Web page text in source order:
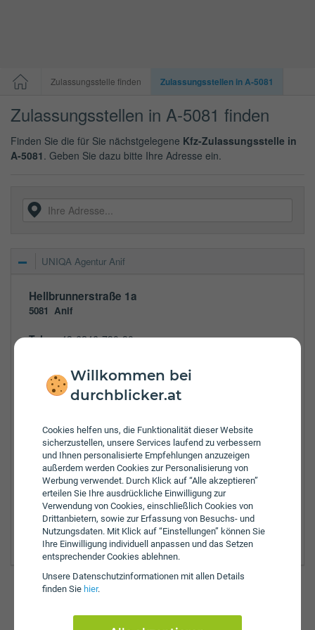
Willkommen bei
durchblicker.at
Cookies helfen uns, die Funktionalität dieser Website
sicherzustellen, unsere Services laufend zu verbessern
und Ihnen personalisierte Empfehlungen anzuzeigen
außerdem werden Cookies zur Personalisierung von
Werbung verwendet. Durch Klick auf “Alle akzeptieren”
erteilen Sie Ihre ausdrückliche Einwilligung zur
Verwendung von Cookies, einschließlich Cookies von
Drittanbietern, sowie zur Erfassung von Besuchs- und
Nutzungsdaten. Mit Klick auf “Einstellungen” können Sie
Ihre Einwilligung individuell anpassen und das Setzen
entsprechender Cookies ablehnen.
Unsere Daten­schutz­informationen mit allen Details
finden Sie hier.
Zulassungsstelle finden Zulassungsstellen in A-5081
Zulassungsstellen in A-5081 finden
Finden Sie die für Sie nächstgelegene Kfz-Zulassungsstelle in
A-5081 . Geben Sie dazu bitte Ihre Adresse ein.
UNIQA Agentur Anif
Hellbrunnerstraße 1a
5081 Anif
Tel.:-+43-6246-730-80
office@va-anif.at
Öffnungszeiten:
8:00 - 16:30 Uhr
8:00 - 16:30 Uhr
8:00 - 15:00 Uhr
Zulassungsbezirke:
Hallein
Salzburg
Salzburg Land
Günstig versichern & anmelden